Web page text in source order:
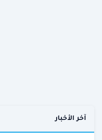
آخر الأخبار